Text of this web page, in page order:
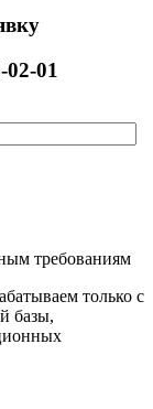
02-01
требованиям
только с
базы,